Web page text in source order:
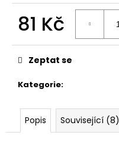
81 Kč
cena:
Kategorie:
Zeptat se
Popis Související (8)
č
u
e
m
VYKRAJOVÁTKA
SNĚHULÁKOVÉ
VÁNOCE